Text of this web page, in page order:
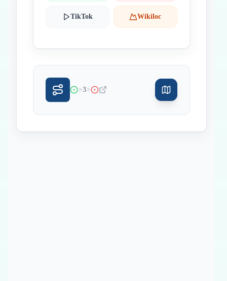
TikTok Wikiloc
>3>